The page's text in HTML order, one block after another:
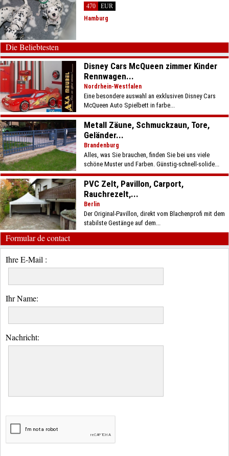
470
EUR
Hamburg
Die Beliebtesten
Disney Cars McQueen zimmer Kinder
Rennwagen...
Nordrhein-Westfalen
Eine besondere auswahl an exklusiven Disney Cars
McQueen Auto Spielbett in farbe...
Metall Zäune, Schmuckzaun, Tore,
Geländer...
Brandenburg
Alles, was Sie brauchen, finden Sie bei uns viele
schöne Muster und Farben. Günstig-schnell-solide...
PVC Zelt, Pavillon, Carport,
Rauchrezelt,...
Berlin
Der Original-Pavillon, direkt vom Blachenprofi mit dem
stabilste Gestänge auf dem...
Formular de contact
Ihre E-Mail :
Ihr Name:
Nachricht: